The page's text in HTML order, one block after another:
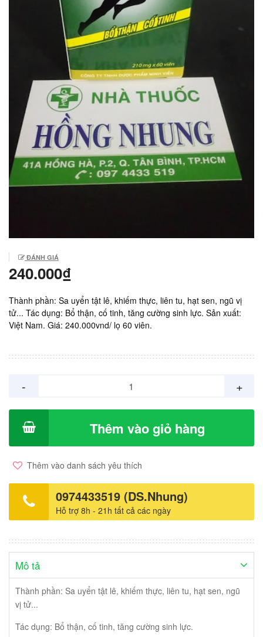
ĐÁNH GIÁ
240.000₫
Thành phần: Sa uyển tật lê, khiếm thực, liên tu, hạt sen, ngũ vị
tử... Tác dụng: Bổ thận, cố tinh, tăng cường sinh lực. Sản xuất:
Việt Nam. Giá: 240.000vnd/ lọ 60 viên.
- +
Thêm vào giỏ hàng
Thêm vào danh sách yêu thích
0974433519 (DS.Nhung)
Hỗ trợ 8h - 21h tất cả các ngày
Mô tả
Thành phần: Sa uyển tật lê, khiếm thực, liên tu, hạt sen, ngũ
vị tử...
Tác dụng: Bổ thận, cố tinh, tăng cường sinh lực.